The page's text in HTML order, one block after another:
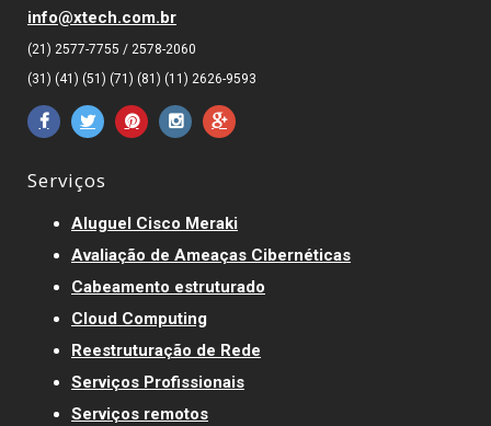
info@xtech.com.br
(21) 2577-7755 / 2578-2060
(31) (41) (51) (71) (81) (11) 2626-9593
Serviços
Aluguel Cisco Meraki
Avaliação de Ameaças Cibernéticas
Cabeamento estruturado
Cloud Computing
Reestruturação de Rede
Serviços Profissionais
Serviços remotos